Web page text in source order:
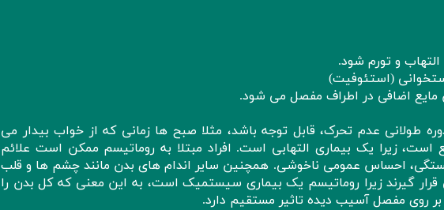
التهاب و تورم شود.
(استئوفیت)
مایع اضافی در اطراف مفصل می شود.
عدم تحرک، قابل توجه باشد، مثلا صبح ها زمانی که از خواب بیدار می
زیرا یک بیماری التهابی است. افراد مبتلا به روماتیسم ممکن است علائم
احساس عمومی ناخوشی. همچنین سایر اندام های بدن مانند چشم ها و قلب
قرار گیرند زیرا روماتیسم یک بیماری سیستمیک است، به این معنی که کل بدن را
بر روی مفصل آسیب دیده تاثیر مستقیم دارد.